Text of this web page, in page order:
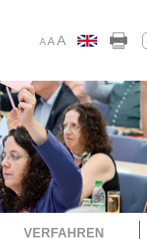
A AA
VERFAHREN